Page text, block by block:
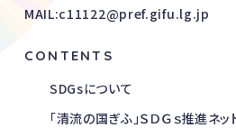
MAIL:c11122@pref.gifu.lg.jp
CONTENTS
SDGsについて
「清流の国ぎふ」ＳＤＧｓ推進ネ